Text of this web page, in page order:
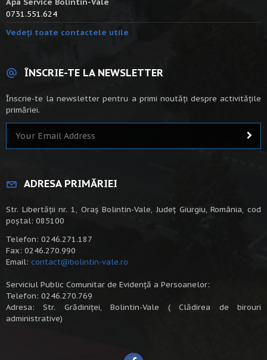
Apa Service Bolintin-Vale
0731.551.624
Vedeți toate contactele utile
ÎNSCRIE-TE LA NEWSLETTER
Înscrie-te la newsletter pentru a primi noutăți despre activitățile
primăriei.
ADRESA PRIMĂRIEI
Str. Libertății nr. 1, Oraș Bolintin-Vale, Județ Giurgiu, România, cod
poștal: 085100
Telefon: 0246.271.187
Fax: 0246.270.990
Email: contact@bolintin-vale.ro
Serviciul Public Comunitar de Evidență a Persoanelor:
Telefon: 0246.270.769
Adresa: Str. Grădiniței, Bolintin-Vale ( Clădirea de birouri
administrative)